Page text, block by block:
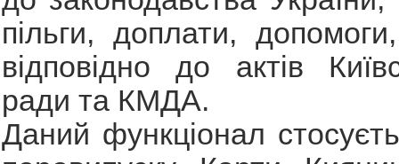
пільги, доплати,
відповідно до актів
ради та КМДА.
Даний функціонал